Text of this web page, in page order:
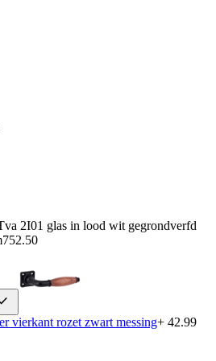
2I01 glas in lood wit gegrondverfd
752.50
vierkant rozet zwart messing+ 42.99